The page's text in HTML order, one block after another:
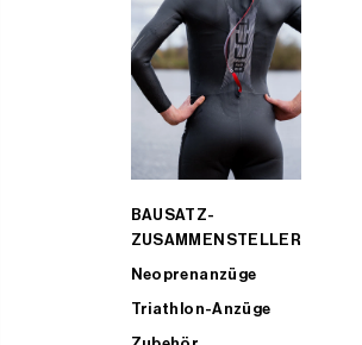
BAUSATZ-
ZUSAMMENSTELLER
Neoprenanzüge
Triathlon-Anzüge